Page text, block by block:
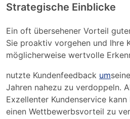
Strategische Einblicke
Ein oft übersehener Vorteil
Sie proaktiv vorgehen und Ihre
möglicherweise wertvolle
nutzte Kundenfeedback um
Jahren nahezu zu verdoppeln.
Exzellenter Kundenservice
einen Wettbewerbsvorteil zu